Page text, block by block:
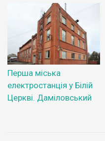
Перша міська
електростанція у Білій
Церкві. Даміловський